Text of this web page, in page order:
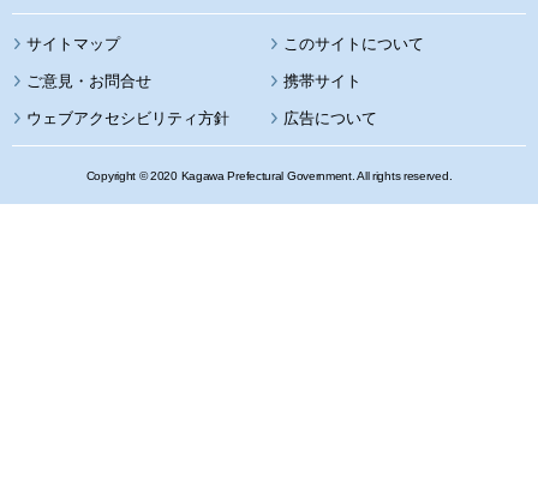
サイトマップ このサイトについて
携帯サイト
ウェブアクセシビリティ方針 広告について
Copyright © 2020 Kagawa Prefectural Government. All rights reserved.